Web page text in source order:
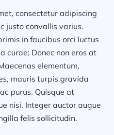
consectetur adipiscing
justo convallis varius.
in faucibus orci luctus
curae; Donec non eros at
elementum,
mauris turpis gravida
purus. Quisque at
nisi. Integer auctor augue
felis sollicitudin.